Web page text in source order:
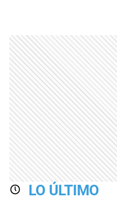
LO ÚLTIMO